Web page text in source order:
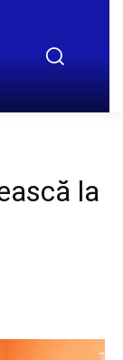
la